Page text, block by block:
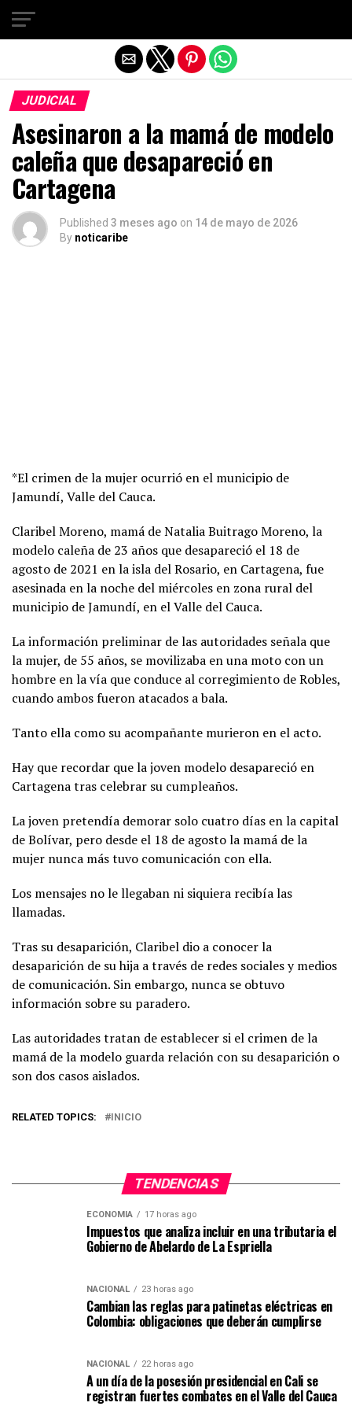
JUDICIAL
Asesinaron a la mamá de modelo
caleña que desapareció en
Cartagena
Published 3 meses ago on 14 de mayo de 2026
By noticaribe
*El crimen de la mujer ocurrió en el municipio de
Jamundí, Valle del Cauca.
Claribel Moreno, mamá de Natalia Buitrago Moreno, la
modelo caleña de 23 años que desapareció el 18 de
agosto de 2021 en la isla del Rosario, en Cartagena, fue
asesinada en la noche del miércoles en zona rural del
municipio de Jamundí, en el Valle del Cauca.
La información preliminar de las autoridades señala que
la mujer, de 55 años, se movilizaba en una moto con un
hombre en la vía que conduce al corregimiento de Robles,
cuando ambos fueron atacados a bala.
Tanto ella como su acompañante murieron en el acto.
Hay que recordar que la joven modelo desapareció en
Cartagena tras celebrar su cumpleaños.
La joven pretendía demorar solo cuatro días en la capital
de Bolívar, pero desde el 18 de agosto la mamá de la
mujer nunca más tuvo comunicación con ella.
Los mensajes no le llegaban ni siquiera recibía las
llamadas.
Tras su desaparición, Claribel dio a conocer la
desaparición de su hija a través de redes sociales y medios
de comunicación. Sin embargo, nunca se obtuvo
información sobre su paradero.
Las autoridades tratan de establecer si el crimen de la
mamá de la modelo guarda relación con su desaparición o
son dos casos aislados.
RELATED TOPICS: INICIO
TENDENCIAS
ECONOMIA 17 horas ago
Impuestos que analiza incluir en una tributaria el
Gobierno de Abelardo de La Espriella
NACIONAL 23 horas ago
Cambian las reglas para patinetas eléctricas en
Colombia: obligaciones que deberán cumplirse
NACIONAL 22 horas ago
A un día de la posesión presidencial en Cali se
registran fuertes combates en el Valle del Cauca